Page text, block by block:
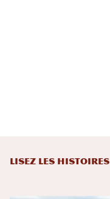
LISEZ LES HISTOIRES